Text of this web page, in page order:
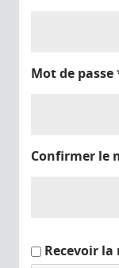
Mot de passe
Confirmer le
Recevoir